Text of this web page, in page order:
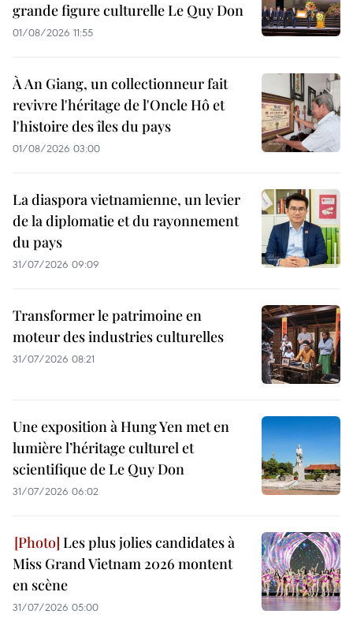
grande figure culturelle Le Quy Don
01/08/2026 11:55
À An Giang, un collectionneur fait
revivre l'héritage de l'Oncle Hô et
l'histoire des îles du pays
01/08/2026 03:00
La diaspora vietnamienne, un levier
de la diplomatie et du rayonnement
du pays
31/07/2026 09:09
Transformer le patrimoine en
moteur des industries culturelles
31/07/2026 08:21
Une exposition à Hung Yen met en
lumière l’héritage culturel et
scientifique de Le Quy Don
31/07/2026 06:02
Les plus jolies candidates à
Miss Grand Vietnam 2026 montent
en scène
31/07/2026 05:00